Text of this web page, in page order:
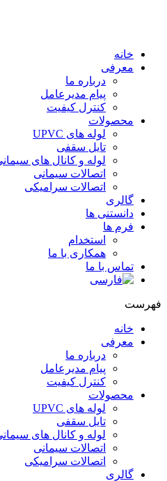
خانه
معرفی
درباره ما
پیام مدیرعامل
کنترل کیفیت
محصولات
لوله های UPVC
تایل سقفی
لوله و کانال های سیمانی
اتصالات سیمانی
اتصالات سرامیکی
گالری
دانستنی ها
فرم ها
استخدام
همکاری با ما
تماس با ما
فهرست
خانه
معرفی
درباره ما
پیام مدیرعامل
کنترل کیفیت
محصولات
لوله های UPVC
تایل سقفی
لوله و کانال های سیمانی
اتصالات سیمانی
اتصالات سرامیکی
گالری